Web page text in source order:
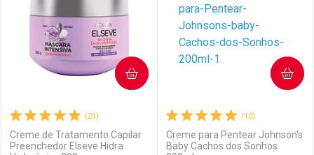
(21)
Creme de Tratamento Capilar
Preenchedor Elseve Hidra
COMPRAR
(10)
Creme para Pentear Johnson's
Baby Cachos dos Sonhos
COMPRAR